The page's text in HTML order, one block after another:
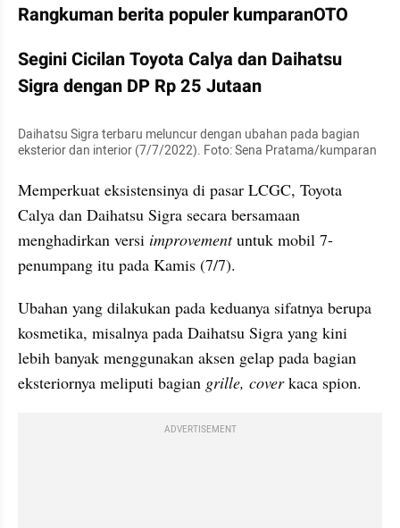
Rangkuman berita populer kumparanOTO
Segini Cicilan Toyota Calya dan Daihatsu
Sigra dengan DP Rp 25 Jutaan
Daihatsu Sigra terbaru meluncur dengan ubahan pada bagian
eksterior dan interior (7/7/2022). Foto: Sena Pratama/kumparan
Memperkuat eksistensinya di pasar LCGC, Toyota
Calya dan Daihatsu Sigra secara bersamaan
menghadirkan versi improvement untuk mobil 7-
penumpang itu pada Kamis (7/7).
Ubahan yang dilakukan pada keduanya sifatnya berupa
kosmetika, misalnya pada Daihatsu Sigra yang kini
lebih banyak menggunakan aksen gelap pada bagian
eksteriornya meliputi bagian grille, cover kaca spion.
ADVERTISEMENT